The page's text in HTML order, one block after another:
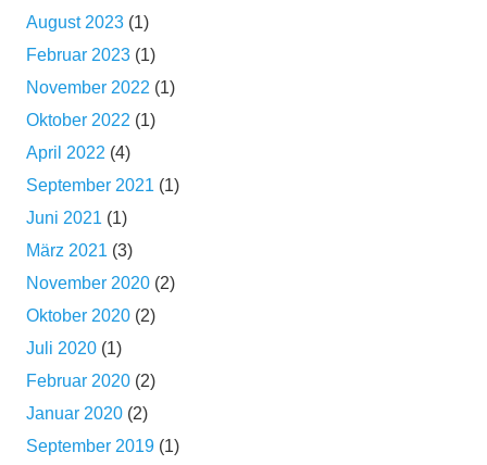
August 2023 (1)
Februar 2023 (1)
November 2022 (1)
Oktober 2022 (1)
April 2022 (4)
September 2021 (1)
Juni 2021 (1)
März 2021 (3)
November 2020 (2)
Oktober 2020 (2)
Juli 2020 (1)
Februar 2020 (2)
Januar 2020 (2)
September 2019 (1)